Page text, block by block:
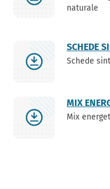
naturale
SCHEDE
Schede
MIX
Mix